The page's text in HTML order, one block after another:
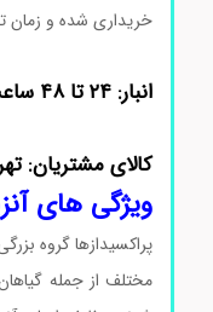
خریداری شده و زمان
زمان
انبار: ۲۴ تا ۴۸ ساعت کاری می باشد
کالای مشتریان:
ویژگی های
پراکسیدازها گروه
مختلف از جمله گیاهان،